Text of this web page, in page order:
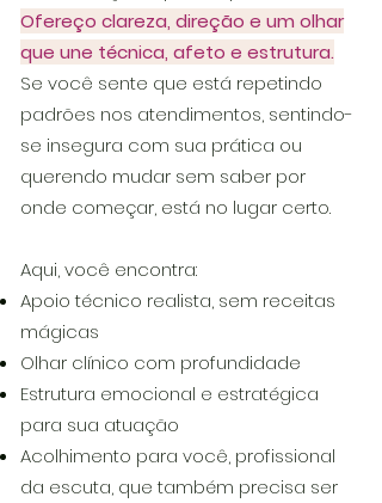
Ofereço clareza, direção e um olhar
que une técnica, afeto e estrutura.
Se você sente que está repetindo
padrões nos atendimentos, sentindo-
se insegura com sua prática ou
querendo mudar sem saber por
onde começar, está no lugar certo.
Aqui, você encontra:
Apoio técnico realista, sem receitas
mágicas
Olhar clínico com profundidade
Estrutura emocional e estratégica
para sua atuação
Acolhimento para você, profissional
da escuta, que também precisa ser